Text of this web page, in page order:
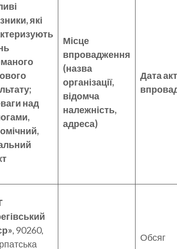
які
над
Місце
впровадження
(назва
організації,
відомча
належність,
адреса)
Дата
, 90260,
Обсяг